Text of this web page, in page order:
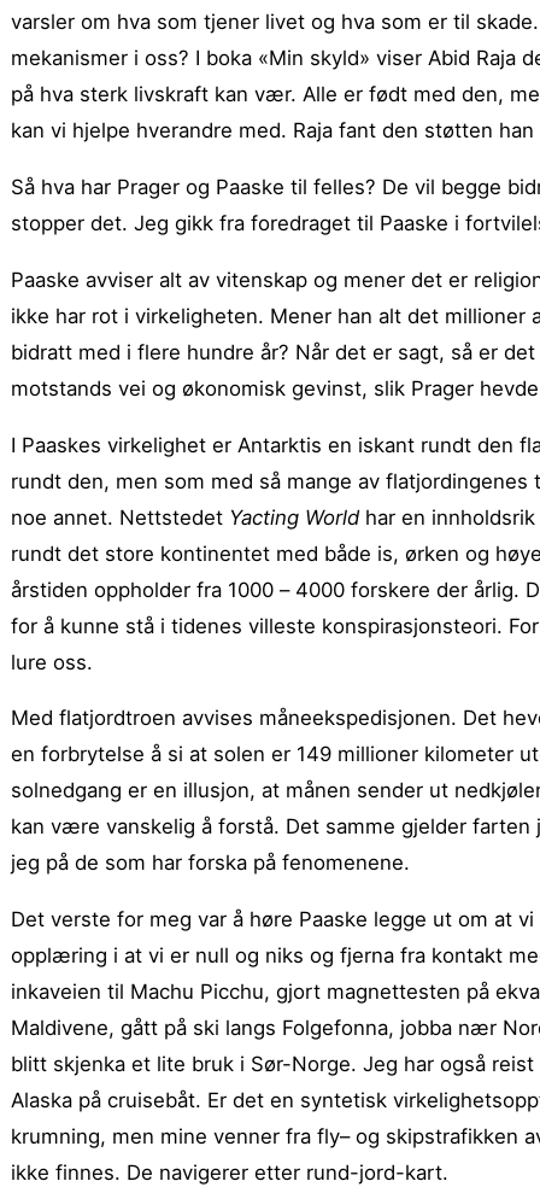
varsler om hva som tjener livet og hva som er til
mekanismer i oss? I boka «Min skyld» viser Abid
på hva sterk livskraft kan vær. Alle er født med den,
kan vi hjelpe hverandre med. Raja fant den støtten
Så hva har Prager og Paaske til felles? De vil begge
stopper det. Jeg gikk fra foredraget til Paaske i
Paaske avviser alt av vitenskap og mener det er
ikke har rot i virkeligheten. Mener han alt det
bidratt med i flere hundre år? Når det er sagt, så er
motstands vei og økonomisk gevinst, slik Prager
I Paaskes virkelighet er Antarktis en iskant rundt den
rundt den, men som med så mange av
noe annet. Nettstedet Yacting Worldhar en innholdsrik
rundt det store kontinentet med både is, ørken og
årstiden oppholder fra 1000 – 4000 forskere der årlig.
for å kunne stå i tidenes villeste konspirasjonsteori.
lure oss.
Med flatjordtroen avvises måneekspedisjonen. Det
en forbrytelse å si at solen er 149 millioner kilometer
solnedgang er en illusjon, at månen sender ut
kan være vanskelig å forstå. Det samme gjelder
jeg på de som har forska på fenomenene.
Det verste for meg var å høre Paaske legge ut om at
opplæring i at vi er null og niks og fjerna fra kontakt
inkaveien til Machu Picchu, gjort magnettesten på
Maldivene, gått på ski langs Folgefonna, jobba nær
blitt skjenka et lite bruk i Sør-Norge. Jeg har også
Alaska på cruisebåt. Er det en syntetisk
krumning, men mine venner fra fly– og skipstrafikken
ikke finnes. De navigerer etter rund-jord-kart.